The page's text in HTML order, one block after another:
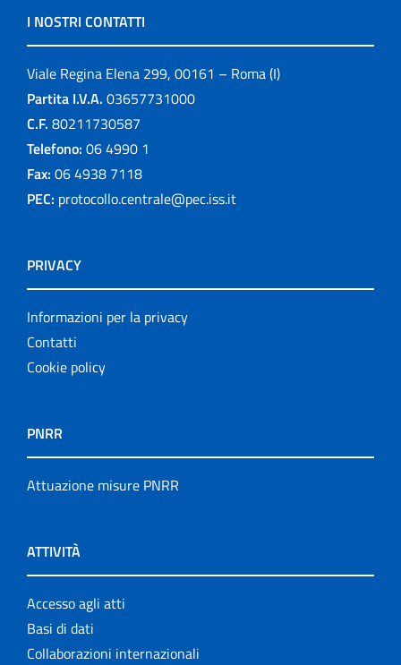
I NOSTRI CONTATTI
Viale Regina Elena 299, 00161 – Roma (I)
Partita I.V.A. 03657731000
C.F. 80211730587
Telefono: 06 4990 1
Fax: 06 4938 7118
PEC: protocollo.centrale@pec.iss.it
PRIVACY
Informazioni per la privacy
Contatti
Cookie policy
PNRR
Attuazione misure PNRR
ATTIVITÀ
Accesso agli atti
Basi di dati
Collaborazioni internazionali